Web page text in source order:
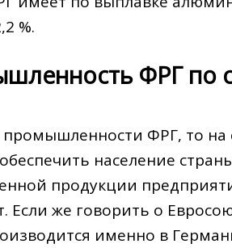
%.
ФРГ по
промышленности ФРГ, то
население
продукции
Если же говорить о
именно в